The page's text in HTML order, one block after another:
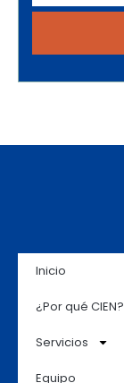
Inicio
¿Por qué CIEN?
Servicios
Equipo